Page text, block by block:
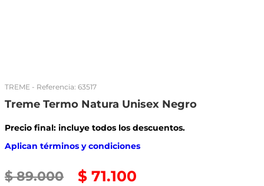
TREME - Referencia: 63517
Treme Termo Natura Unisex Negro
Precio final: incluye todos los descuentos.
Aplican términos y condiciones
$ 89.000 $ 71.100